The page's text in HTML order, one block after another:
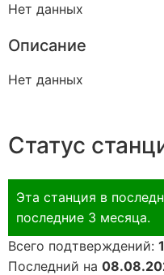
Нет данных
Описание
Нет данных
Статус
Эта станция в
последние 3 месяца.
Всего подтверждений:
Последний на